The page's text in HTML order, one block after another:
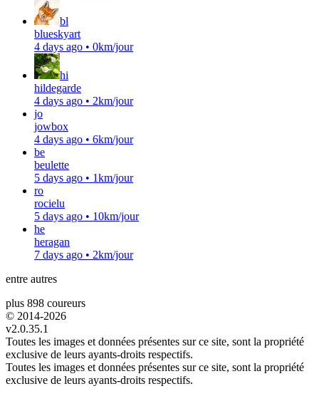
bl
blueskyart
4 days ago • 0km/jour
hi
hildegarde
4 days ago • 2km/jour
jo
jowbox
4 days ago • 6km/jour
be
beulette
5 days ago • 1km/jour
ro
rocielu
5 days ago • 10km/jour
he
heragan
7 days ago • 2km/jour
entre autres
plus 898 coureurs
© 2014-2026
v2.0.35.1
Toutes les images et données présentes sur ce site, sont la propriété
exclusive de leurs ayants-droits respectifs.
Toutes les images et données présentes sur ce site, sont la propriété
exclusive de leurs ayants-droits respectifs.